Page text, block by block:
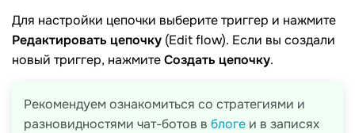
Для настройки цепочки выберите триггер и нажмите
Редактировать цепочку (Edit flow). Если вы создали
новый триггер, нажмитеСоздать цепочку.
Рекомендуем ознакомиться со стратегиями и
разновидностями чат-ботов в блоге и в записях